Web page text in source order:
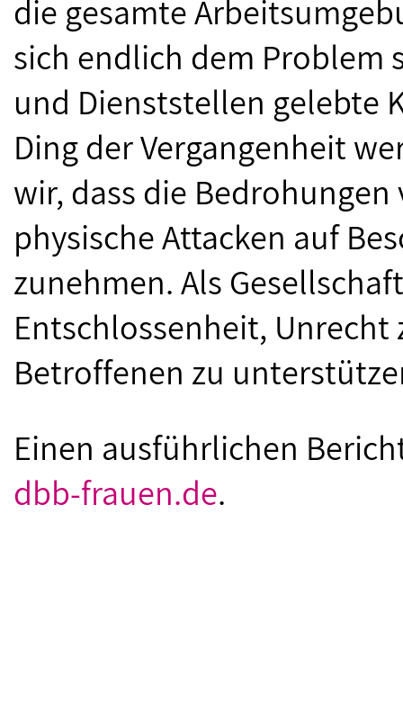
die gesamte
sich endlich dem Problem
und Dienststellen gelebte
Ding der Vergangenheit
wir, dass die
physische Attacken auf
zunehmen. Als
Entschlossenheit,
Betroffenen zu
Einen ausführlichen
dbb-frauen.de.